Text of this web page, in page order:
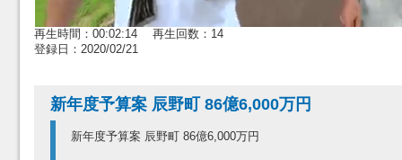
再生時間：00:02:14 再生回数：14
登録日：2020/02/21
新年度予算案 辰野町 86億6,000万円
新年度予算案 辰野町 86億6,000万円